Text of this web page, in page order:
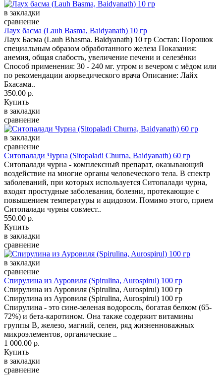
в закладки
сравнение
Лаух басма (Lauh Basma, Baidyanath) 10 гр
Лаух Басма (Lauh Bhasma. Baidyanath) 10 гр Состав: Порошок
специальным образом обработанного железа Показания:
анемия, общая слабость, увеличение печени и селезёнки
Способ применения: 30 - 240 мг. утром и вечером с мёдом или
по рекомендации аюрведического врача Описание: Лайх
Бхасама..
350.00 р.
Купить
в закладки
сравнение
в закладки
сравнение
Ситопалади Чурна (Sitopaladi Churna, Baidyanath) 60 гр
Ситопалади чурна - комплексный препарат, оказывающий
воздействие на многие органы человеческого тела. В спектр
заболеваний, при которых используется Ситопалади чурна,
входят простудные заболевания, болезни, протекающие с
повышением температуры и ацидозом. Помимо этого, прием
Ситопалади чурны совмест..
550.00 р.
Купить
в закладки
сравнение
в закладки
сравнение
Спирулина из Ауровиля (Spirulina, Aurospirul) 100 гр
Спирулина из Ауровиля (Spirulina, Aurospirul) 100 гр
Спирулина из Ауровиля (Spirulina, Aurospirul) 100 гр
Спирулина - это сине-зеленая водоросль, богатая белком (65-
72%) и бета-каротином. Она также содержит витамины
группы В, железо, магний, селен, ряд жизненноважных
микроэлементов, органические ..
1 000.00 р.
Купить
в закладки
сравнение